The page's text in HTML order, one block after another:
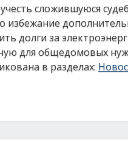
сложившуюся
избежание
долги за
для общедомовых
в разделах: